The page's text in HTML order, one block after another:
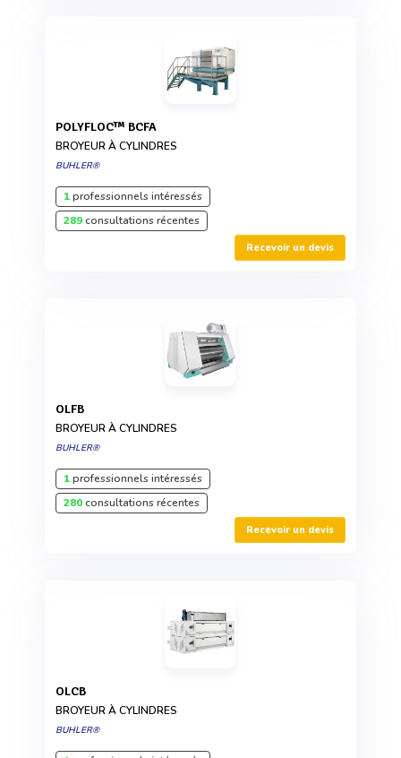
POLYFLOC™ BCFA
BROYEUR À CYLINDRES
BUHLER®
1professionnels intéressés
289consultations récentes
Recevoir un devis
OLFB
BROYEUR À CYLINDRES
BUHLER®
1professionnels intéressés
280consultations récentes
Recevoir un devis
OLCB
BROYEUR À CYLINDRES
BUHLER®